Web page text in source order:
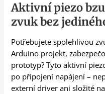
Aktivní piezo
zvuk bez
Potřebujete spolehlivou
Arduino projekt,
prototyp? Tyto aktivní
po připojení napájení –
externí driver ani složité